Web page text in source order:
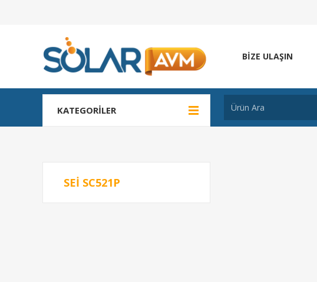
BIZE ULAŞIN
KATEGORILER
SEI SC521P